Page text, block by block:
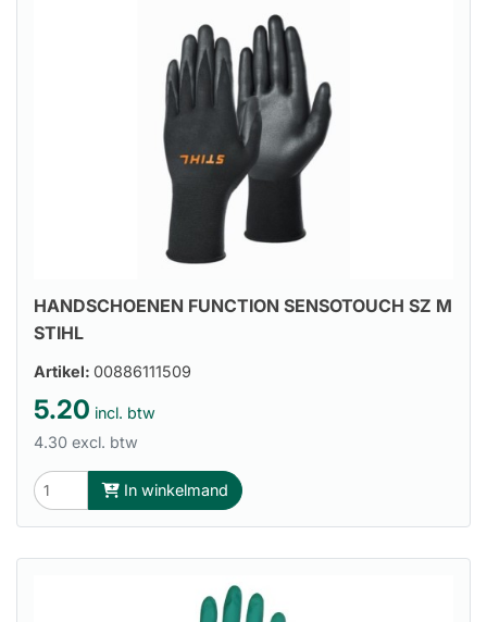
HANDSCHOENEN FUNCTION SENSOTOUCH SZ M
STIHL
Artikel: 00886111509
5.20 incl. btw
4.30 excl. btw
In winkelmand